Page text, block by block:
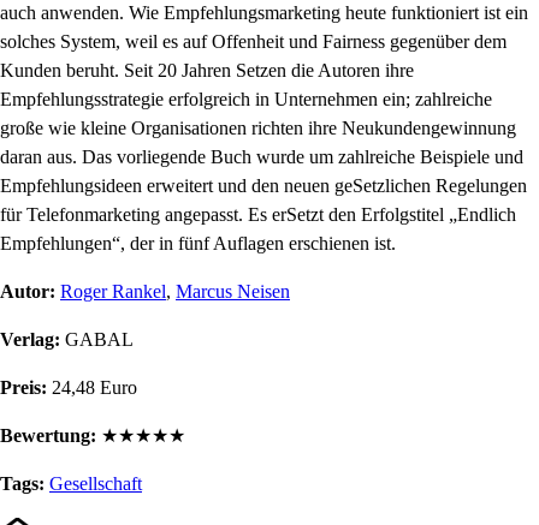
auch anwenden. Wie Empfehlungsmarketing heute funktioniert ist ein
solches System, weil es auf Offenheit und Fairness gegenüber dem
Kunden beruht. Seit 20 Jahren Setzen die Autoren ihre
Empfehlungsstrategie erfolgreich in Unternehmen ein; zahlreiche
große wie kleine Organisationen richten ihre Neukundengewinnung
daran aus. Das vorliegende Buch wurde um zahlreiche Beispiele und
Empfehlungsideen erweitert und den neuen geSetzlichen Regelungen
für Telefonmarketing angepasst. Es erSetzt den Erfolgstitel „Endlich
Empfehlungen“, der in fünf Auflagen erschienen ist.
Autor: Roger Rankel, Marcus Neisen
Verlag: GABAL
Preis: 24,48 Euro
Bewertung: ★★★★★
Tags: Gesellschaft